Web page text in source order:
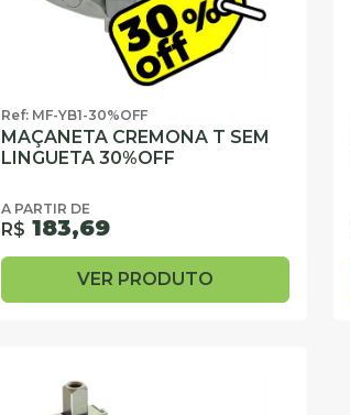
Ref: MF-YB1-30%OFF
MAÇANETA CREMONA T SEM
LINGUETA 30%OFF
A PARTIR DE
R$ 183,69
VER PRODUTO